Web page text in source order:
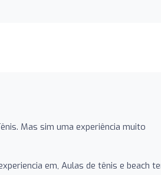
Mas sim uma experiência muito
em, Aulas de tênis e beach